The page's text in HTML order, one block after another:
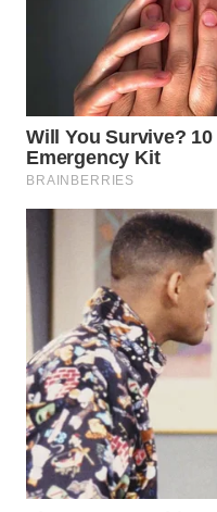
WN
TEBING
TINGGI
PAKPAK
KARAWANG
WN
BEKASI
WN
BOGOR